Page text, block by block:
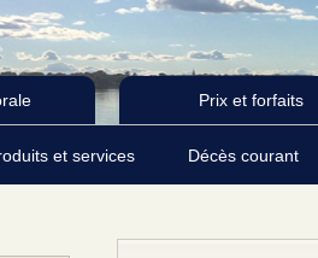
Prix et forfaits
et services Décès courant